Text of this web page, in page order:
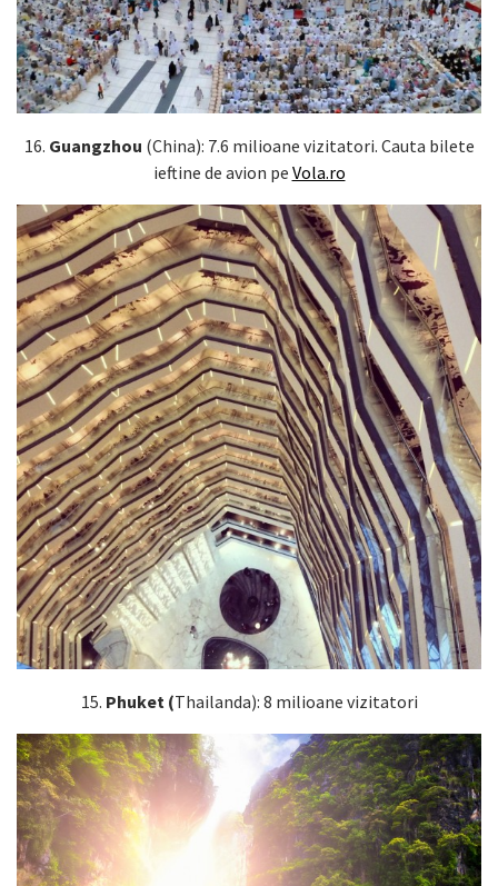
16. Guangzhou (China): 7.6 milioane vizitatori. Cauta bilete
ieftine de avion pe Vola.ro
15. Phuket (Thailanda): 8 milioane vizitatori